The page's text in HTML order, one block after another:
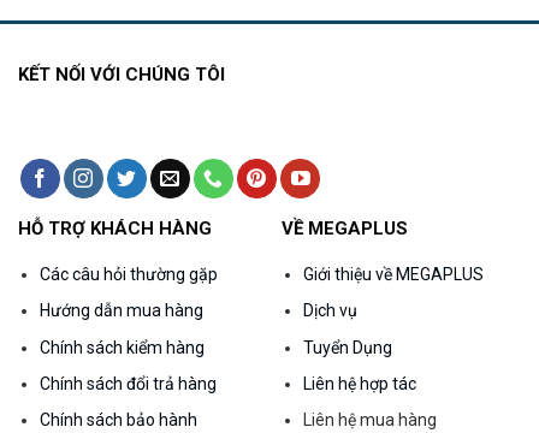
KẾT NỐI VỚI CHÚNG TÔI
HỖ TRỢ KHÁCH HÀNG
Các câu hỏi thường gặp
Hướng dẫn mua hàng
Chính sách kiểm hàng
Chính sách đổi trả hàng
Chính sách bảo hành
VỀ MEGAPLUS
Giới thiệu về MEGAPLUS
Dịch vụ
Tuyển Dụng
Liên hệ hợp tác
Liên hệ mua hàng